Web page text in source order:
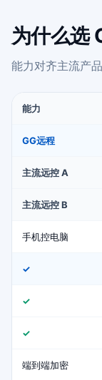
为什么选
能力对齐主流产
能力
GG远程
主流远控 A
主流远控 B
手机控电脑
✓
✓
✓
端到端加密